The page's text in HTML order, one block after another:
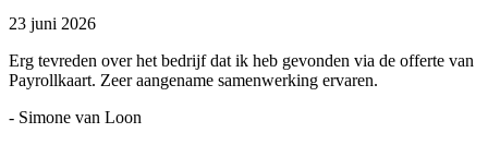
23 juni 2026
Erg tevreden over het bedrijf dat ik heb gevonden via de offerte van
Payrollkaart. Zeer aangename samenwerking ervaren.
- Simone van Loon